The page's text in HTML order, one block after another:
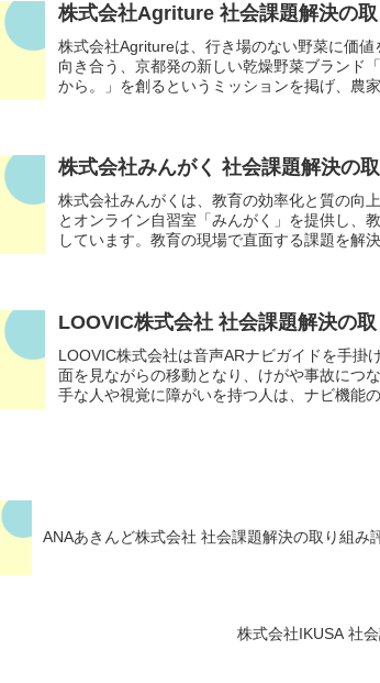
株式会社Agriture 社会課題解決の取
株式会社Agritureは、行き場のない野菜に価
向き合う、京都発の新しい乾燥野菜ブランド
から。」を創るというミッションを掲げ、農
株式会社みんがく 社会課題解決の
株式会社みんがくは、教育の効率化と質の向
とオンライン自習室「みんがく」を提供し、
しています。教育の現場で直面する課題を解
LOOVIC株式会社 社会課題解決の取
LOOVIC株式会社は音声ARナビガイドを手掛
面を見ながらの移動となり、けがや事故につ
手な人や視覚に障がいを持つ人は、ナビ機能
ANAあきんど株式会社 社会課題解決の取り組み
株式会社IKUSA 社